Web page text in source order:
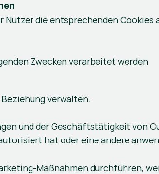
Nutzer die entsprechenden Cookies
Zwecken verarbeitet werden
verwalten.
und der Geschäftstätigkeit von
hat oder eine andere
Maßnahmen durchführen,